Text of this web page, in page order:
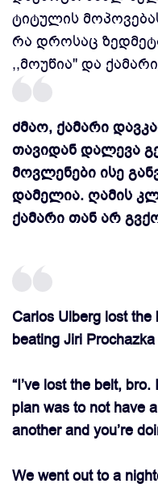
ტიტულის
რა დროსაც
,,მოუწია'' და
ძმაო, ქამარი
თავიდან დალევა
მოვლენები ისე
დამელია. ღამის
ქამარი თან არ
Carlos Ulberg lost
beating Jiri
“I’ve lost the belt,
plan was to not have
another and you’re
We went out to a